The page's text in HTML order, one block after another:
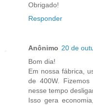
Obrigado!
Responder
Anônimo 20 de
Bom dia!
Em nossa fábrica,
de 400W.
nesse tempo
Isso gera